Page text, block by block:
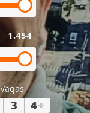
1.454
Vagas
3 4+